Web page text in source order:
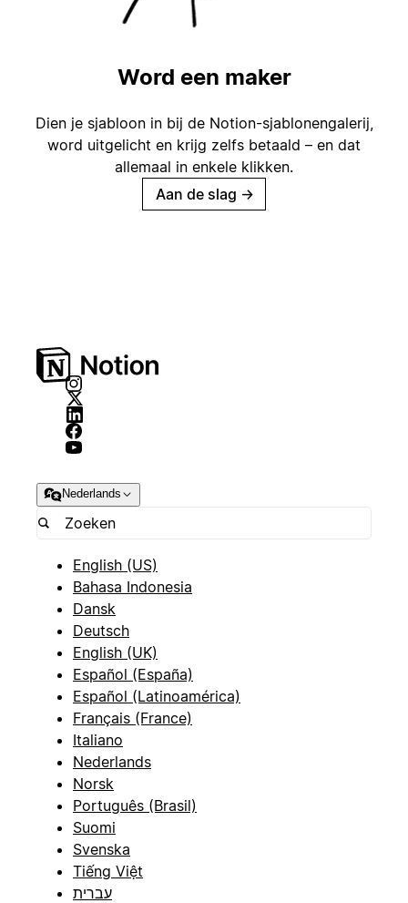
Word een maker
Dien je sjabloon in bij de Notion-sjablonengalerij,
word uitgelicht en krijg zelfs betaald – en dat
allemaal in enkele klikken.
Aan de slag →
Nederlands
English (US)
Bahasa Indonesia
Dansk
Deutsch
English (UK)
Español (España)
Español (Latinoamérica)
Français (France)
Italiano
Nederlands
Norsk
Português (Brasil)
Suomi
Svenska
Tiếng Việt
עברית